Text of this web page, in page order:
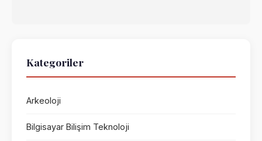
Kategoriler
Arkeoloji
Bilgisayar Bilişim Teknoloji